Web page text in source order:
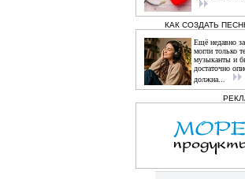
КАК СОЗДАТЬ
Ещё недавно
могли только
музыканты и
достаточно
должна...